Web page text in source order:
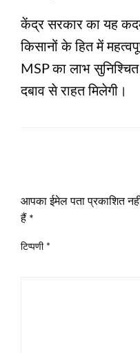
केंद्र सरकार का यह
किसानों के हित में
MSP का लाभ
दबाव से राहत मिलेगी।
आपका ईमेल पता प्रकाशित
हैं *
टिप्पणी *